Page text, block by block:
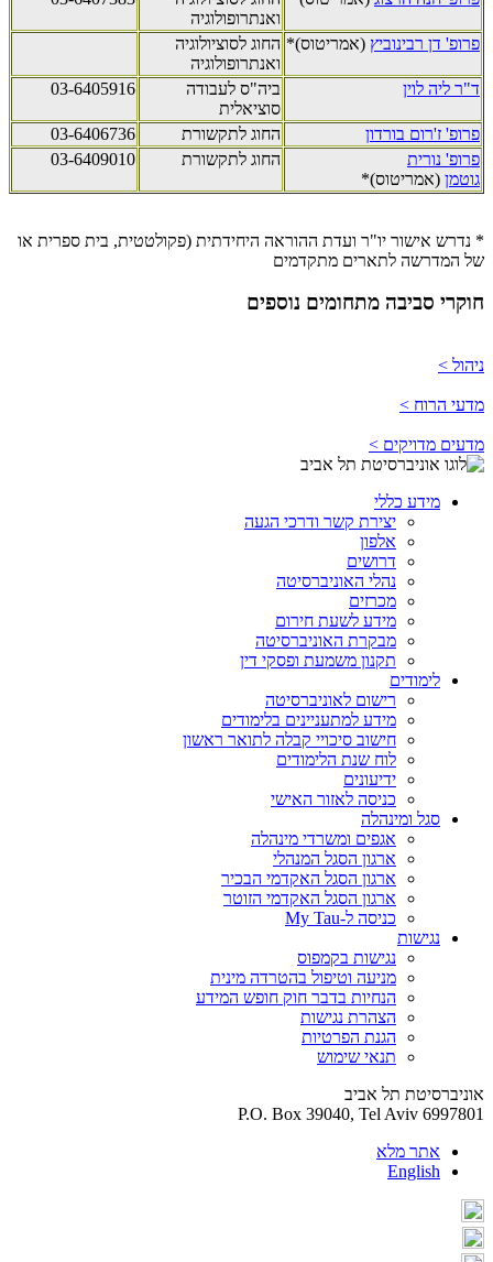
ואנתרופולוגיה
פרופ' דן רבינוביץ (אמריטוס)* החוג לסוציולוגיה
ואנתרופולוגיה
ד"ר ליה לוין
ביה"ס לעבודה
סוציאלית
03-6405916
פרופ' ז'רום בורדון החוג לתקשורת
03-6406736
פרופ' נורית
גוטמן (אמריטוס)*
החוג לתקשורת 03-6409010
* נדרש אישור יו"ר ועדת ההוראה היחידתית (פקולטטית, בית ספרית או
של המדרשה לתארים מתקדמים
חוקרי סביבה מתחומים נוספים
ניהול >
מדעי הרוח >
מדעים מדויקים >
מידע כללי
יצירת קשר ודרכי הגעה
אלפון
דרושים
נהלי האוניברסיטה
מכרזים
מידע לשעת חירום
מבקרת האוניברסיטה
תקנון משמעת ופסקי דין
לימודים
רישום לאוניברסיטה
מידע למתעניינים בלימודים
חישוב סיכויי קבלה לתואר ראשון
לוח שנת הלימודים
ידיעונים
כניסה לאזור האישי
סגל ומינהלה
אגפים ומשרדי מינהלה
ארגון הסגל המנהלי
ארגון הסגל האקדמי הבכיר
ארגון הסגל האקדמי הזוטר
כניסה ל-My Tau
נגישות
נגישות בקמפוס
מניעה וטיפול בהטרדה מינית
הנחיות בדבר חוק חופש המידע
הצהרת נגישות
הגנת הפרטיות
תנאי שימוש
אוניברסיטת תל אביב
P.O. Box 39040, Tel Aviv 6997801
אתר מלא
English